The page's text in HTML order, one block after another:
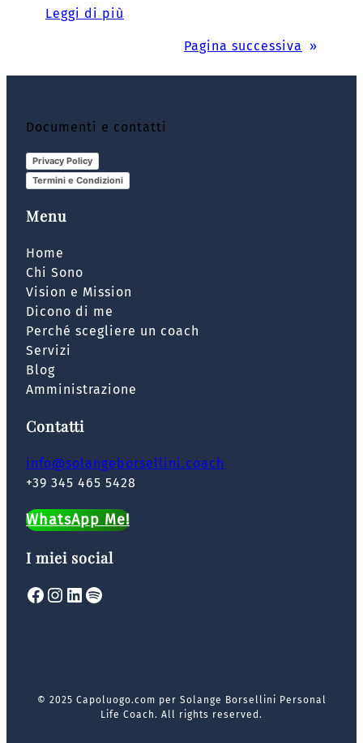
Leggi di più
Pagina successiva »
Documenti e contatti
Privacy Policy
Termini e Condizioni
Menu
Home
Chi Sono
Vision e Mission
Dicono di me
Perché scegliere un coach
Servizi
Blog
Amministrazione
Contatti
info@solangeborsellini.coach
+39 345 465 5428
WhatsApp Me!
I miei social
Facebook Instagram LinkedIn Spotify
© 2025 Capoluogo.com per Solange Borsellini Personal
Life Coach. All rights reserved.